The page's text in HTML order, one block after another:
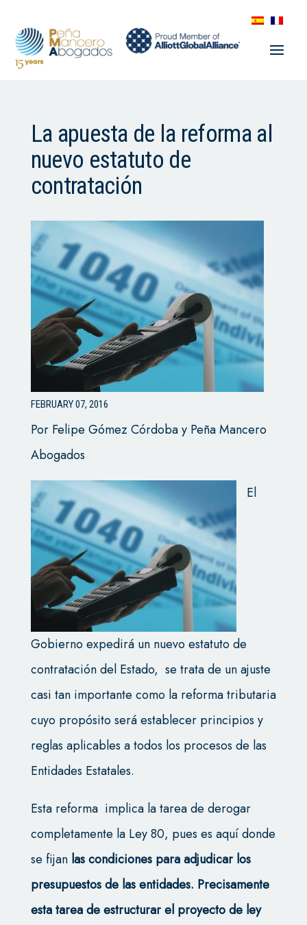
La apuesta de la reforma al
nuevo estatuto de
contratación
FEBRUARY 07, 2016
Por Felipe Gómez Córdoba y Peña Mancero
Abogados
El
Gobierno expedirá un nuevo estatuto de
contratación del Estado, se trata de un ajuste
casi tan importante como la reforma tributaria
cuyo propósito será establecer principios y
reglas aplicables a todos los procesos de las
Entidades Estatales.
Esta reforma implica la tarea de derogar
completamente la Ley 80, pues es aquí donde
se fijan las condiciones para adjudicar los
presupuestos de las entidades. Precisamente
esta tarea de estructurar el proyecto de ley